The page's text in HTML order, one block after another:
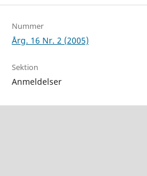
Nummer
Årg. 16 Nr. 2 (2005)
Sektion
Anmeldelser